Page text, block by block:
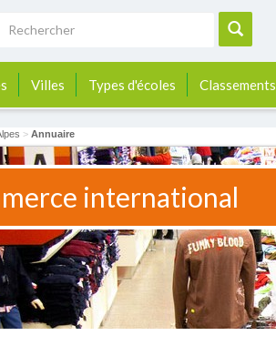
Villes Types d'écoles Classements
> Annuaire
international